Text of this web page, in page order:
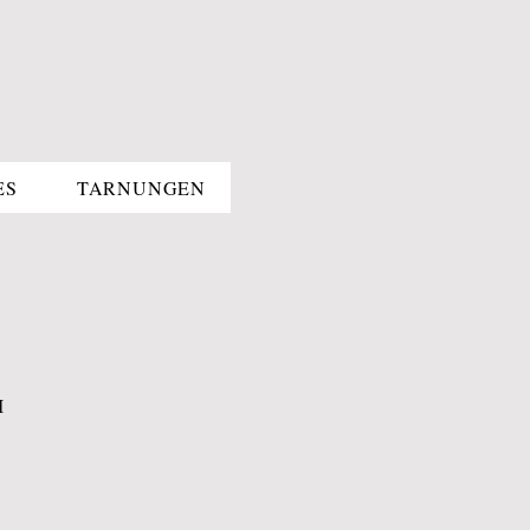
TARNUNGEN